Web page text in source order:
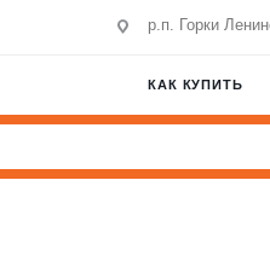
р.п. Горки
КАК КУПИТЬ